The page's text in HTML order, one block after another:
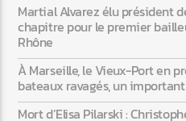
Web-Radio-Italia
Martial Alvarez élu président
chapitre pour le premier
Rhône
À Marseille, le Vieux-Port en
bateaux ravagés, un
Mort d’Elisa Pilarski :